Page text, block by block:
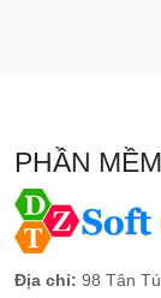
PHẦN
Địa chỉ: 98 Tân